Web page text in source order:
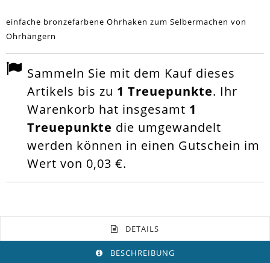
einfache bronzefarbene Ohrhaken zum Selbermachen von
Ohrhängern
Sammeln Sie mit dem Kauf dieses
Artikels bis zu 1 Treuepunkte. Ihr
Warenkorb hat insgesamt 1
Treuepunkte die umgewandelt
werden können in einen Gutschein im
Wert von 0,03 €.
DETAILS
BESCHREIBUNG